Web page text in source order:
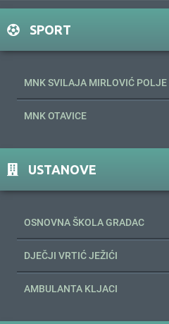
SPORT
MNK SVILAJA MIRLOVIĆ POLJE
MNK OTAVICE
USTANOVE
OSNOVNA ŠKOLA GRADAC
DJEČJI VRTIĆ JEŽIĆI
AMBULANTA KLJACI